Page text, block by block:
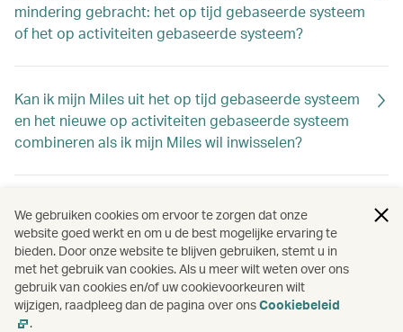
mindering gebracht: het op tijd gebaseerde systeem
of het op activiteiten gebaseerde systeem?
Kan ik mijn Miles uit het op tijd gebaseerde systeem
en het nieuwe op activiteiten gebaseerde systeem
combineren als ik mijn Miles wil inwisselen?
Als ik een restitutie van Miles heb, naar welk systeem
gaan de gerestitueerde Miles dan?
Mijn miles vervallen binnenkort, maar ik heb
voorlopig geen reisplannen. Wat kan ik doen?
We gebruiken cookies om ervoor te zorgen dat onze
website goed werkt en om u de best mogelijke ervaring te
bieden. Door onze website te blijven gebruiken, stemt u in
met het gebruik van cookies. Als u meer wilt weten over ons
gebruik van cookies en/of uw cookievoorkeuren wilt
wijzigen, raadpleeg dan de pagina over onsCookiebeleid
.